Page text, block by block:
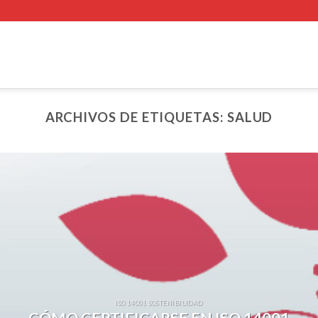
ARCHIVOS DE ETIQUETAS: SALUD
ISO 14001 SOSTENIBILIDAD